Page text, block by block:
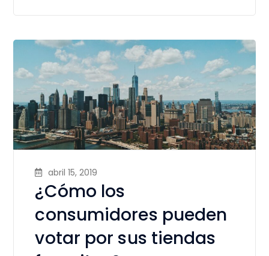
abril 15, 2019
¿Cómo los
consumidores pueden
votar por sus tiendas